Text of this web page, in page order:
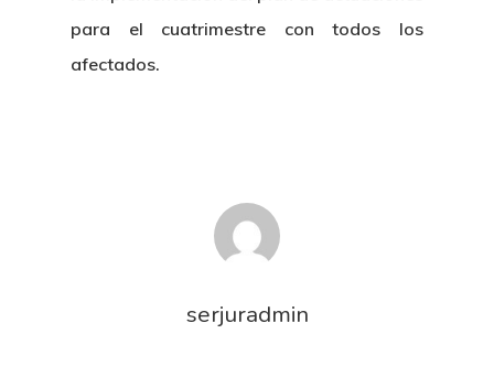
para el cuatrimestre con todos los
afectados.
serjuradmin